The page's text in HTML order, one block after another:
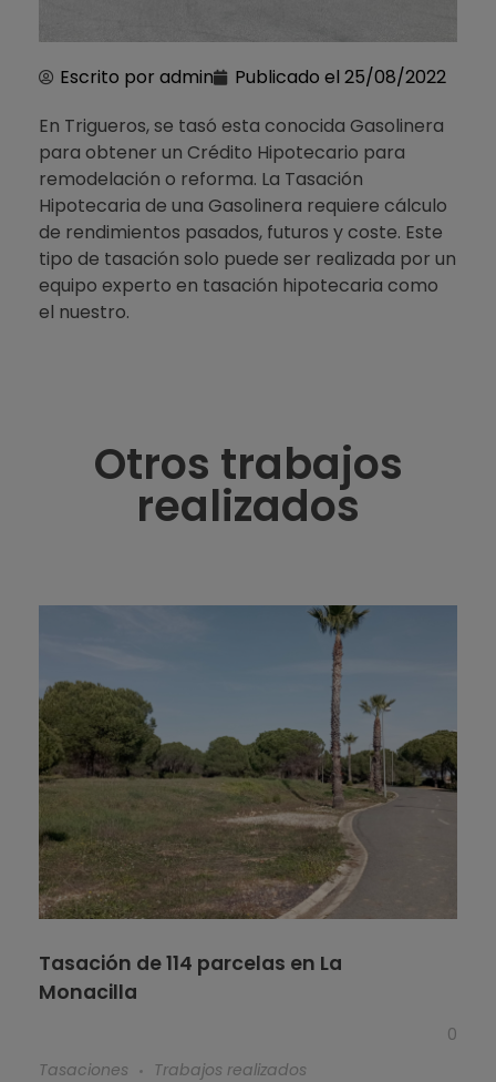
Escrito por admin Publicado el 25/08/2022
En Trigueros, se tasó esta conocida Gasolinera
para obtener un Crédito Hipotecario para
remodelación o reforma. La Tasación
Hipotecaria de una Gasolinera requiere cálculo
de rendimientos pasados, futuros y coste. Este
tipo de tasación solo puede ser realizada por un
equipo experto en tasación hipotecaria como
el nuestro.
Otros trabajos
realizados
Tasación de 114 parcelas en La
Monacilla
0
Tasaciones
Trabajos realizados